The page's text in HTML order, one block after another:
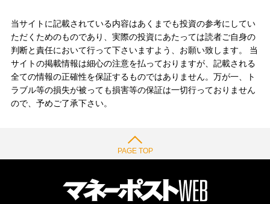
当サイトに記載されている内容はあくまでも投資の参考にしてい
ただくためのものであり、実際の投資にあたっては読者ご自身の
判断と責任において行って下さいますよう、お願い致します。 当
サイトの掲載情報は細心の注意を払っておりますが、記載される
全ての情報の正確性を保証するものではありません。万が一、ト
ラブル等の損失が被っても損害等の保証は一切行っておりません
ので、予めご了承下さい。
PAGE TOP